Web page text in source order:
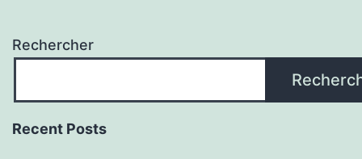
Rechercher
Recent Posts